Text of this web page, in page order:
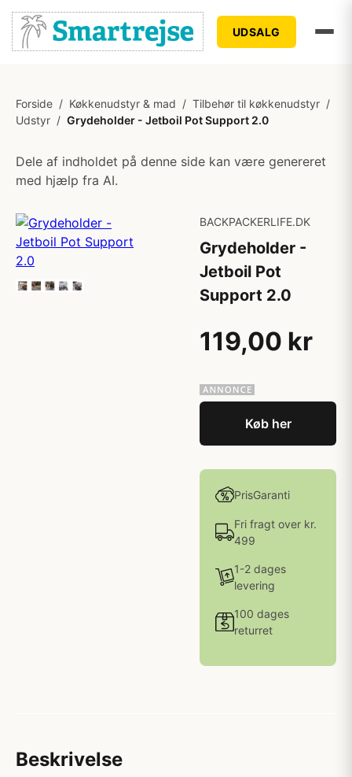
UDSALG
Forside / Køkkenudstyr & mad / Tilbehør til køkkenudstyr /
Udstyr / Grydeholder - Jetboil Pot Support 2.0
Dele af indholdet på denne side kan være genereret
med hjælp fra AI.
BACKPACKERLIFE.DK
Grydeholder -
Jetboil Pot
Support 2.0
119,00 kr
Køb her
PrisGaranti
Fri fragt over kr.
499
1-2 dages
levering
100 dages
returret
Beskrivelse